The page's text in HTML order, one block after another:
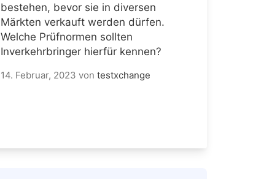
bestehen, bevor sie in diversen
Märkten verkauft werden dürfen.
Welche Prüfnormen sollten
Inverkehrbringer hierfür kennen?
14. Februar, 2023 von testxchange